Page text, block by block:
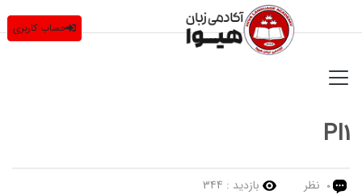
حساب کاربری
PI1
0 نظر بازدید : 344